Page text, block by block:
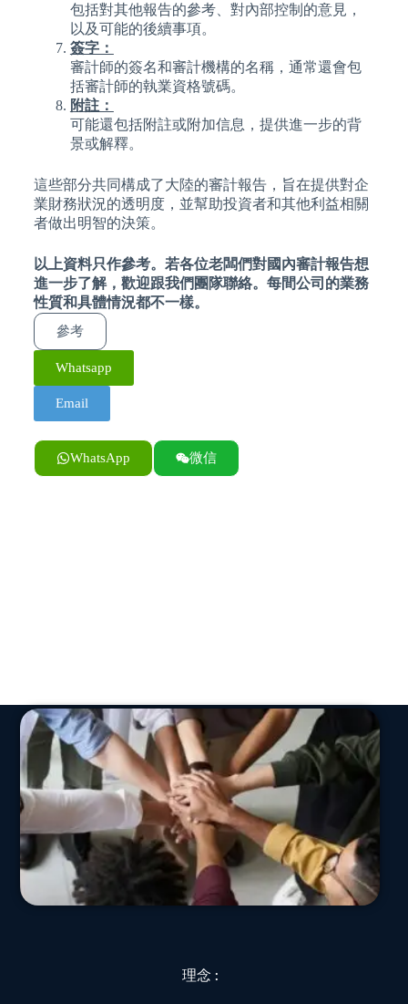
包括對其他報告的參考、對內部控制的意見，
以及可能的後續事項。
簽字：
審計師的簽名和審計機構的名稱，通常還會包
括審計師的執業資格號碼。
附註：
可能還包括附註或附加信息，提供進一步的背
景或解釋。
這些部分共同構成了大陸的審計報告，旨在提供對企
業財務狀況的透明度，並幫助投資者和其他利益相關
者做出明智的決策。
以上資料只作參考。若各位老闆們對國內審計報告想
進一步了解，歡迎跟我們團隊聯絡。每間公司的業務
性質和具體情況都不一樣。
參考
Whatsapp
Email
WhatsApp 微信
理念 :